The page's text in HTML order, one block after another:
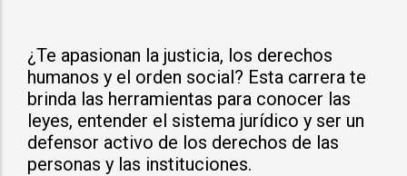
¿Te apasionan la justicia, los derechos
humanos y el orden social? Esta carrera te
brinda las herramientas para conocer las
leyes, entender el sistema jurídico y ser un
defensor activo de los derechos de las
personas y las instituciones.